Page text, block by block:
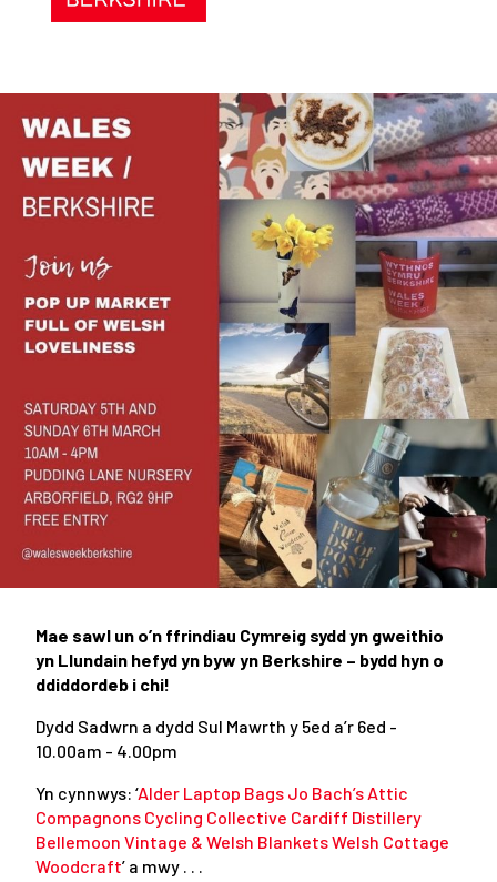
Mae sawl un o’n ffrindiau Cymreig sydd yn gweithio
yn Llundain hefyd yn byw yn Berkshire – bydd hyn o
ddiddordeb i chi!
Dydd Sadwrn a dydd Sul Mawrth y 5ed a’r 6ed -
10.00am - 4.00pm
Yn cynnwys: ‘Alder Laptop Bags Jo Bach’s Attic
Compagnons Cycling Collective Cardiff Distillery
Bellemoon Vintage & Welsh BlanketsWelsh Cottage
Woodcraft’ a mwy . . .